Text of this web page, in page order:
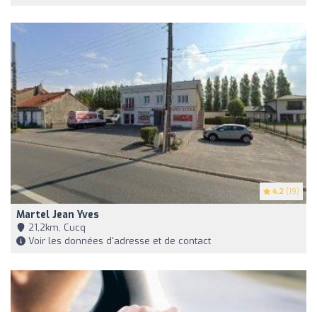
4.2 (19)
Martel Jean Yves
21,2km, Cucq
Voir les données d'adresse et de contact